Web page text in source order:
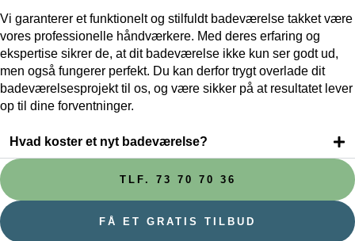
Vi garanterer et funktionelt og stilfuldt badeværelse takket være
vores professionelle håndværkere. Med deres erfaring og
ekspertise sikrer de, at dit badeværelse ikke kun ser godt ud,
men også fungerer perfekt. Du kan derfor trygt overlade dit
badeværelsesprojekt til os, og være sikker på at resultatet lever
op til dine forventninger.
Hvad koster et nyt badeværelse?
TLF. 73 70 70 36
FÅ ET GRATIS TILBUD